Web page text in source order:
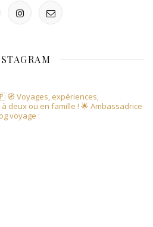
🧭 Voyages, expériences,
à deux ou en famille ! 🌟 Ambassadrice
voyage :